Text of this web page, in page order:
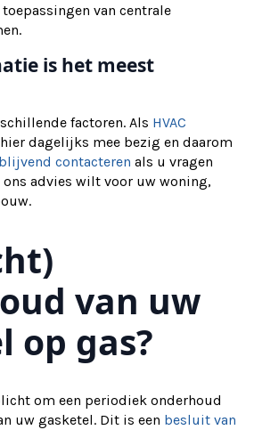
van centrale
is het meest
factoren. Als HVAC
dagelijks mee bezig en daarom
contacteren als u vragen
ons advies wilt voor uw woning,
van uw
op gas?
om een periodiek onderhoud
uw gasketel. Dit is een besluit van